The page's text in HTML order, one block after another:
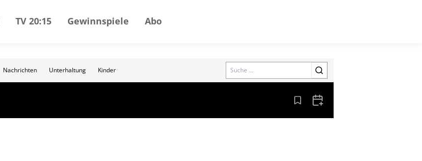
TV 20:15 Gewinnspiele Abo
Nachrichten Unterhaltung Kinder Search
Aus den Lesezeichen entfernen
Zum Kalender hinzufügen